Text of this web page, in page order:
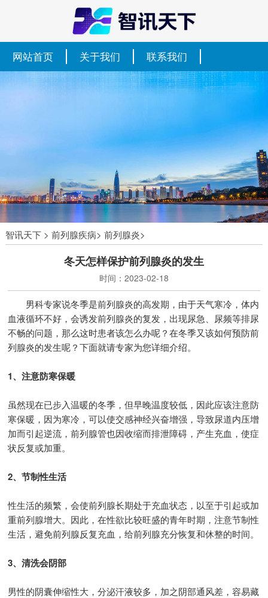
网站首页 关于我们 联系我们
智讯天下> 前列腺疾病> 前列腺炎>
冬天怎样保护前列腺炎的发生
时间：2023-02-18
男科专家说冬季是前列腺炎的高发期，由于天气寒冷，体内
血液循环不好，会诱发前列腺炎的复发，出现尿急、尿频等排尿
不畅的问题，那么这时患者该怎么办呢？在冬季又该如何预防前
列腺炎的发生呢？下面就请专家为您详细介绍。
1、注意防寒保暖
虽然现在已步入温暖的冬季，但早晚温度较低，因此应该注意防
寒保暖，因为寒冷，可以使交感神经兴奋增强，导致尿道内压增
加而引起逆流，前列腺管也因收缩而排泄障碍，产生充血，使症
状反复或加重。
2、节制性生活
性生活的频繁，会使前列腺长期处于充血状态，以至于引起或加
重前列腺增大。因此，在性欲比较旺盛的青年时期，注意节制性
生活，避免前列腺反复充血，给前列腺充分恢复和休整的时间。
3、清洗会阴部
男性的阴囊伸缩性大，分泌汗液较多，加之阴部通风差，容易藏